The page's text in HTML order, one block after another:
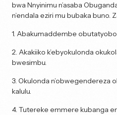
bwa Nnyinimu n’asaba
n’endala eziri mu bubaka buno.
1. Abakumaddembe
2. Akakiiko k’ebyokulonda
bwesimbu.
3. Okulonda n’obwegendereza
kalulu.
4. Tutereke emmere kubanga